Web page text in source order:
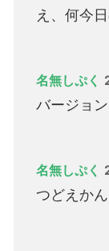
え、何今
名無しぷく
バージョ
名無しぷく
つどえか